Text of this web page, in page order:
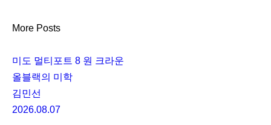
More Posts
미도 멀티포트 8 원 크라운
올블랙의 미학
김민선
2026.08.07